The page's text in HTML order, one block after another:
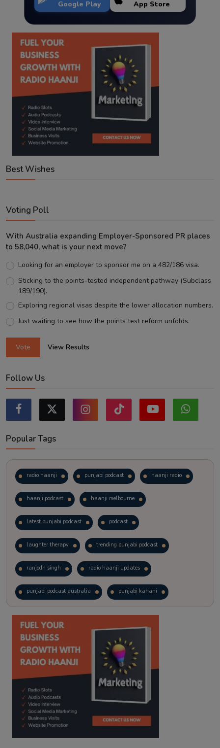
Google Play App Store
Best Wishes
Voting Poll
With Australia expanding Employer-Sponsored PR places
to 58,040, what is your next move?
Looking for an employer to sponsor me on a 482/186 visa.
Sticking to the points-tested independent pathway (Subclass
189/190).
Exploring regional visas despite the lower allocation numbers.
Just waiting to see how the points test reform unfolds.
Vote View Results
Follow Us
Popular Tags
radio haanji punjabi podcast haanji radio
haanji podcast haanji melbourne
latest punjabi podcast podcast
laughter therapy trending punjabi podcast
ranjodh singh radio haanji updates
punjabi podcast australia punjabi kahani
kitaab kahani punjabi story